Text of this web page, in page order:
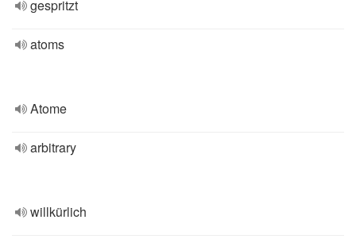
gespritzt
atoms
Atome
arbitrary
willkürlich